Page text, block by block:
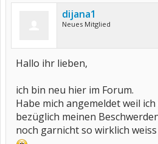
dijana1
Neues Mitglied
Hallo ihr lieben,
ich bin neu hier im Forum.
Habe mich angemeldet weil
bezüglich meinen
noch garnicht so wirklich